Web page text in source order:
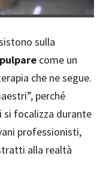
sulla
come un
che ne segue.
perché
si focalizza durante
professionisti,
alla realtà